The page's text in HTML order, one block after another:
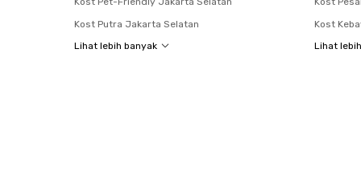
Kost Putra Jakarta Selatan
Lihat lebih banyak
Kost
Lihat